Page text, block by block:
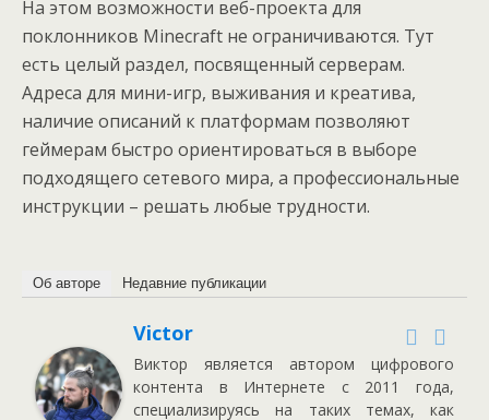
На этом возможности веб-проекта для
поклонников Minecraft не ограничиваются. Тут
есть целый раздел, посвященный серверам.
Адреса для мини-игр, выживания и креатива,
наличие описаний к платформам позволяют
геймерам быстро ориентироваться в выборе
подходящего сетевого мира, а профессиональные
инструкции – решать любые трудности.
Об авторе Недавние публикации
Victor
Виктор является автором цифрового
контента в Интернете с 2011 года,
специализируясь на таких темах, как